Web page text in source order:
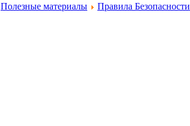
Полезные материалы Правила Безопасности